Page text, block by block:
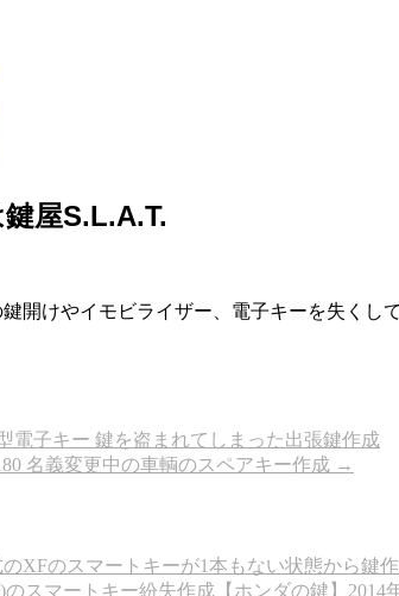
屋S.L.A.T.
開けやイモビライザー、電子キーを失く
電子キー 鍵を盗まれてしまった出張鍵作成
名義変更中の車輌のスペアキー作成 →
のXFのスマートキーが1本もない状態から鍵
【ホンダの鍵】